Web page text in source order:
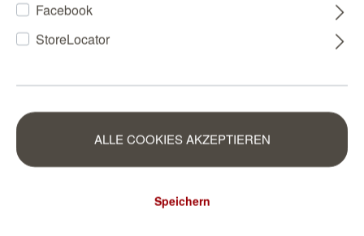
Facebook
StoreLocator
ALLE COOKIES AKZEPTIEREN
Speichern